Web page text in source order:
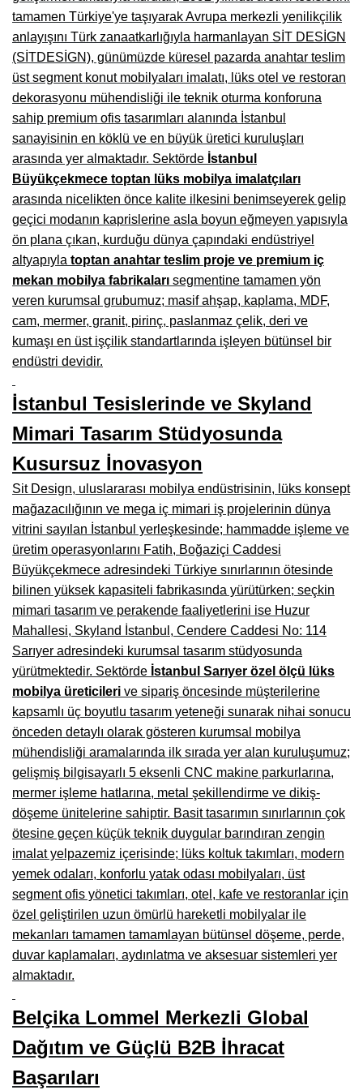
Burdur Mobilya İmalatçıları, Fabrikaları, Mağazaları
Eskişehir Mobilyacılar, Mobilya Mağazaları, Firmaları
Isparta Mobilyacılar, Mobilya Mağazaları, Fabrikaları
Çankırı Mobilyacılar, Mobilya Mağazaları, İmalatçıları
Mersin Mobilyacılar, Mobilya Mağazaları, Üreticileri
Antalya Mobilyacıları, Mobilya Mağazaları, Firmaları
Bolu Mobilyacılar, Mobilya Mağazaları, İmalatçıları
Kırklareli Mobilyacılar, Mobilya Firmaları, Mağazaları
Muğla Mobilyacılar, Mobilya Mağazaları, İmalatçıları
Kastamonu Mobilya Mağazaları, Firmaları
Sakarya Mobilyacılar, Mobilya Mağazaları, İmalatçıları
Manisa Mobilyacılar, Mobilya Fabrikaları, Mağazaları
Osmaniye Mobilyacılar, Mobilya Mağazaları, İmalatçıları
Düzce Mobilyacılar, Mobilya Mağazaları, Fabrikaları
Samsun Mobilyacıları, Mobilya Fabrikaları, Mağazaları
Balıkesir Mobilya Mağazaları, Fabrikaları, İmalatçıları
Kahramanmaraş Mobilya İmalatçıları, Mağazaları, Fabrikaları
Mardin Mobilyacılar, Mağazaları, İmalatçıları
Diyarbakır Mobilyacılar, Mobilya Firmaları, İmalatçıları
Şanlıurfa Mobilyacılar, Mobilya Mağazaları, Firmaları
Trabzon Mobilyacılar, Mobilya İmalatçıları, Mağazaları
Erzurum Mobilyacılar, Mobilya İmalatçıları, Mağazaları
Afyon Mobilyacılar, Mobilya Mağazaları, İmalatçıları
Çanakkale Mobilyacılar, Mobilya Fabrikaları, Mağazaları
Karabağlar Mobilyacıları, Mobilya İmalatçıları, Firmaları
Aydın Mobilya Mağazaları, Firmaları, Dekorasyon Firmaları
Bilecik Mobilyacılar, Mobilya İmalatçıları, Mağazaları
Çorum Mobilyacılar, Mobilya Mağazaları, İmalatçıları
Denizli Mobilyacılar, Mobilya Üreticileri, Mağazaları
Adıyaman Mobilyacılar, Mobilya İmalatçıları, Mağazaları
Ağrı Mobilyacılar, Mobilya İmalatçıları, Mağazaları
Erzincan Mobilyacılar, Mobilya İmalatçıları, Mağazaları
tamamen Türkiye'ye taşıyarak Avrupa merkezli yenilikçilik
anlayışını Türk zanaatkarlığıyla harmanlayan SİT DESİGN
(SİTDESİGN), günümüzde küresel pazarda anahtar teslim
üst segment konut mobilyaları imalatı, lüks otel ve restoran
dekorasyonu mühendisliği ile teknik oturma konforuna
sahip premium ofis tasarımları alanında İstanbul
sanayisinin en köklü ve en büyük üretici kuruluşları
arasında yer almaktadır. Sektörde İstanbul
Büyükçekmece toptan lüks mobilya imalatçıları
arasında nicelikten önce kalite ilkesini benimseyerek gelip
geçici modanın kaprislerine asla boyun eğmeyen yapısıyla
ön plana çıkan, kurduğu dünya çapındaki endüstriyel
altyapıyla toptan anahtar teslim proje ve premium iç
mekan mobilya fabrikaları segmentine tamamen yön
veren kurumsal grubumuz; masif ahşap, kaplama, MDF,
cam, mermer, granit, pirinç, paslanmaz çelik, deri ve
kumaşı en üst işçilik standartlarında işleyen bütünsel bir
endüstri devidir.
İstanbul Tesislerinde ve Skyland
Mimari Tasarım Stüdyosunda
Kusursuz İnovasyon
Sit Design, uluslararası mobilya endüstrisinin, lüks konsept
mağazacılığının ve mega iç mimari iş projelerinin dünya
vitrini sayılan İstanbul yerleşkesinde; hammadde işleme ve
üretim operasyonlarını Fatih, Boğaziçi Caddesi
Büyükçekmece adresindeki Türkiye sınırlarının ötesinde
bilinen yüksek kapasiteli fabrikasında yürütürken; seçkin
mimari tasarım ve perakende faaliyetlerini ise Huzur
Mahallesi, Skyland İstanbul, Cendere Caddesi No: 114
Sarıyer adresindeki kurumsal tasarım stüdyosunda
yürütmektedir. Sektörde İstanbul Sarıyer özel ölçü lüks
mobilya üreticileri ve sipariş öncesinde müşterilerine
kapsamlı üç boyutlu tasarım yeteneği sunarak nihai sonucu
önceden detaylı olarak gösteren kurumsal mobilya
mühendisliği aramalarında ilk sırada yer alan kuruluşumuz;
gelişmiş bilgisayarlı 5 eksenli CNC makine parkurlarına,
mermer işleme hatlarına, metal şekillendirme ve dikiş-
döşeme ünitelerine sahiptir. Basit tasarımın sınırlarının çok
ötesine geçen küçük teknik duygular barındıran zengin
imalat yelpazemiz içerisinde; lüks koltuk takımları, modern
yemek odaları, konforlu yatak odası mobilyaları, üst
segment ofis yönetici takımları, otel, kafe ve restoranlar için
özel geliştirilen uzun ömürlü hareketli mobilyalar ile
mekanları tamamen tamamlayan bütünsel döşeme, perde,
duvar kaplamaları, aydınlatma ve aksesuar sistemleri yer
almaktadır.
Belçika Lommel Merkezli Global
Dağıtım ve Güçlü B2B İhracat
Başarıları